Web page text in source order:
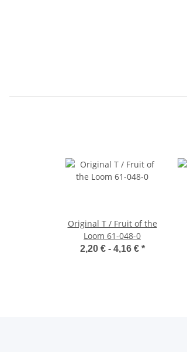
Original T / Fruit of the
Loom 61-048-0
2,20 € - 4,16 € *